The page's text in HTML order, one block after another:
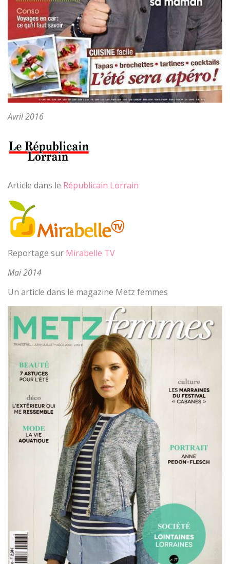
Avril 2016
Article dans le Républicain Lorrain
Reportage sur Mirabelle TV
Mai 2014
Un article dans le magazine Metz femmes